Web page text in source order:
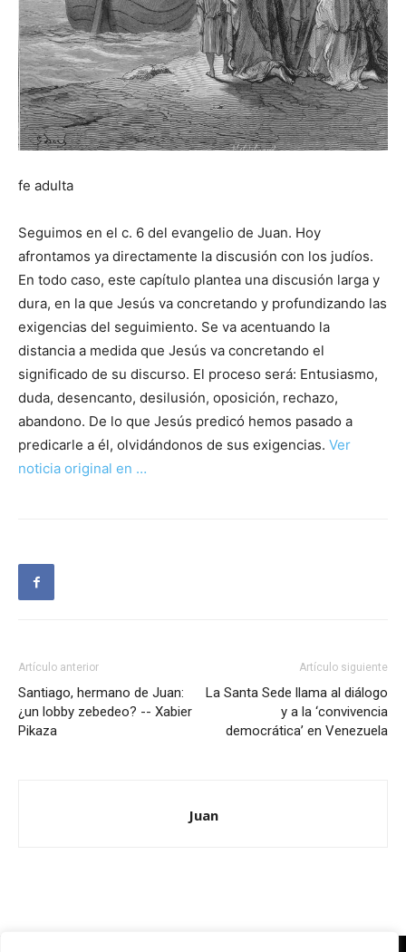
fe adulta
Seguimos en el c. 6 del evangelio de Juan. Hoy
afrontamos ya directamente la discusión con los judíos.
En todo caso, este capítulo plantea una discusión larga y
dura, en la que Jesús va concretando y profundizando las
exigencias del seguimiento. Se va acentuando la
distancia a medida que Jesús va concretando el
significado de su discurso. El proceso será: Entusiasmo,
duda, desencanto, desilusión, oposición, rechazo,
abandono. De lo que Jesús predicó hemos pasado a
predicarle a él, olvidándonos de sus exigencias. Ver
noticia original en …
Artículo anterior
Santiago, hermano de Juan:
¿un lobby zebedeo? -- Xabier
Pikaza
Artículo siguiente
La Santa Sede llama al diálogo
y a la ‘convivencia
democrática’ en Venezuela
Juan